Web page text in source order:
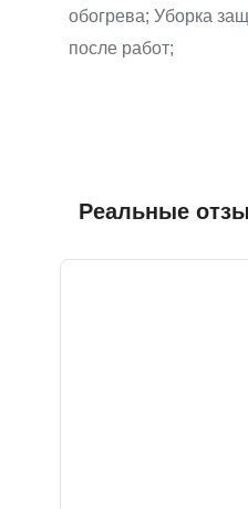
обогрева; Уборка
после работ;
Реальные